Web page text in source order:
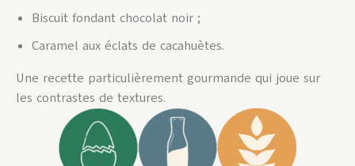
Biscuit fondant chocolat noir ;
Caramel aux éclats de cacahuètes.
Une recette particulièrement gourmande qui joue sur
les contrastes de textures.